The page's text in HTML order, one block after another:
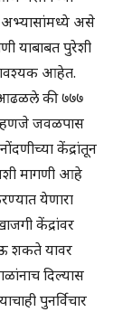
अभ्यासांमध्ये असे
याबाबत पुरेशी
आहेत.
आढळले की ७७७
म्हणजे जवळपास
केंद्रांतून
मागणी आहे
येणारा
केंद्रांवर
शकते यावर
दिल्यास
पुनर्विचार